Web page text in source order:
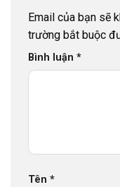
Email của bạn sẽ
trường bắt buộc
Bình luận *
Tên *